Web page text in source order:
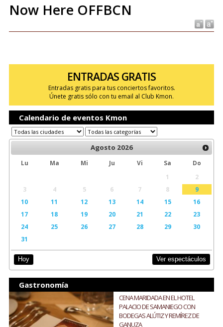
Now Here OFFBCN
ENTRADAS GRATIS
Entradas gratis para tus conciertos favoritos.
Únete gratis sólo con tu email al Club Kmon.
Calendario de eventos Kmon
Agosto 2026
Lu Ma Mi Ju Vi Sa
Do
1
2
3
4 5 6 7 8
9
10
11 12 13 14 15
16
17
18 19 20 21 22
23
24
25 26 27 28 29
30
31
Hoy Ver espectáculos
Gastronomía
CENA MARIDADA EN EL HOTEL
PALACIO DE SAMANIEGO CON
BODEGAS ALÚTIZ Y REMÍREZ DE
GANUZA